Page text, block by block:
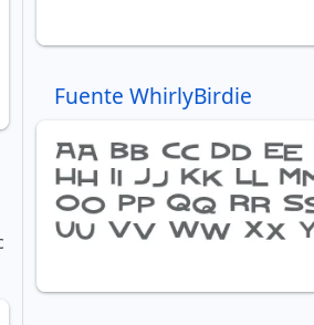
Fuente WhirlyBirdie